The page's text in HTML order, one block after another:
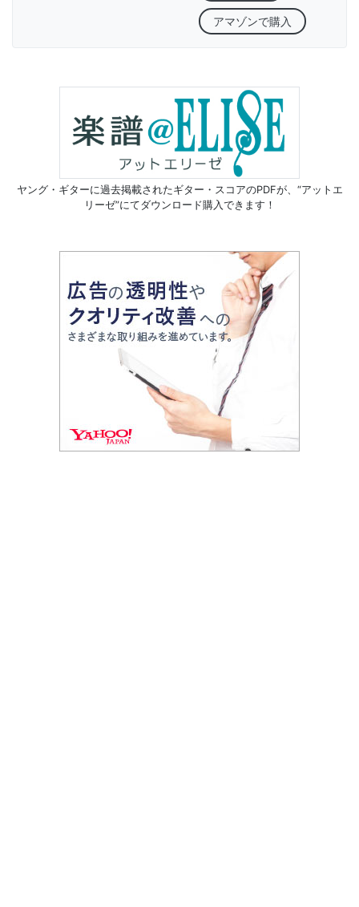
アマゾンで購入
ヤング・ギターに過去掲載されたギター・スコアのPDFが、 “アットエ
リーゼ”にてダウンロード購入できます！